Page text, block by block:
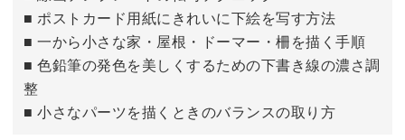
■ ポストカード用紙にきれいに下絵を写す方法
■ 一から小さな家・屋根・ドーマー・柵を描く手順
■ 色鉛筆の発色を美しくするための下書き線の濃さ調
整
■ 小さなパーツを描くときのバランスの取り方